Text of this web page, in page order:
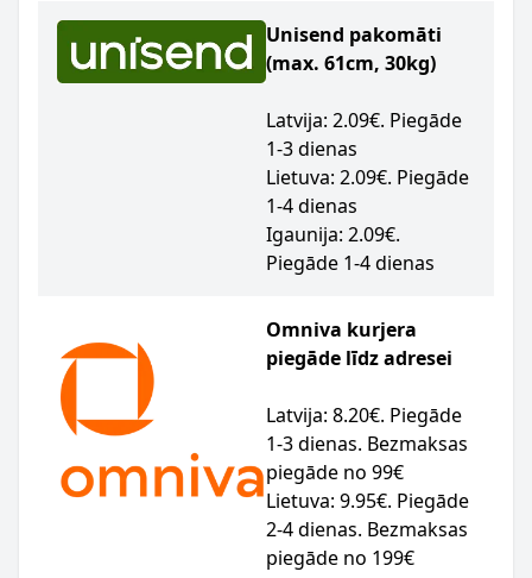
Unisend pakomāti
(max. 61cm, 30kg)
Latvija: 2.09€. Piegāde
1-3 dienas
Lietuva: 2.09€. Piegāde
1-4 dienas
Igaunija: 2.09€.
Piegāde 1-4 dienas
Omniva kurjera
piegāde līdz adresei
Latvija: 8.20€. Piegāde
1-3 dienas. Bezmaksas
piegāde no 99€
Lietuva: 9.95€. Piegāde
2-4 dienas. Bezmaksas
piegāde no 199€